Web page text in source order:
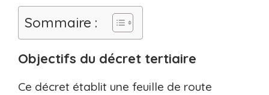
Sommaire :
Objectifs du décret tertiaire
Ce décret établit une feuille de route